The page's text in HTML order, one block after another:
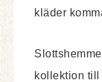
kläder
kollektion till